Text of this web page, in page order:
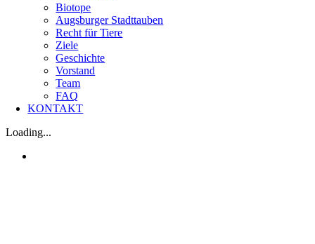
Biotope
Augsburger Stadttauben
Recht für Tiere
Ziele
Geschichte
Vorstand
Team
FAQ
KONTAKT
Loading...